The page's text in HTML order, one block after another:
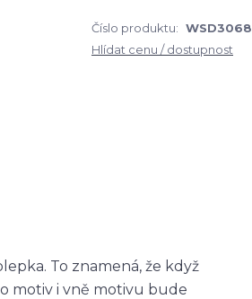
Číslo produktu: WSD3068
Hlídat cenu / dostupnost
To znamená, že když
motiv i vně motivu bude